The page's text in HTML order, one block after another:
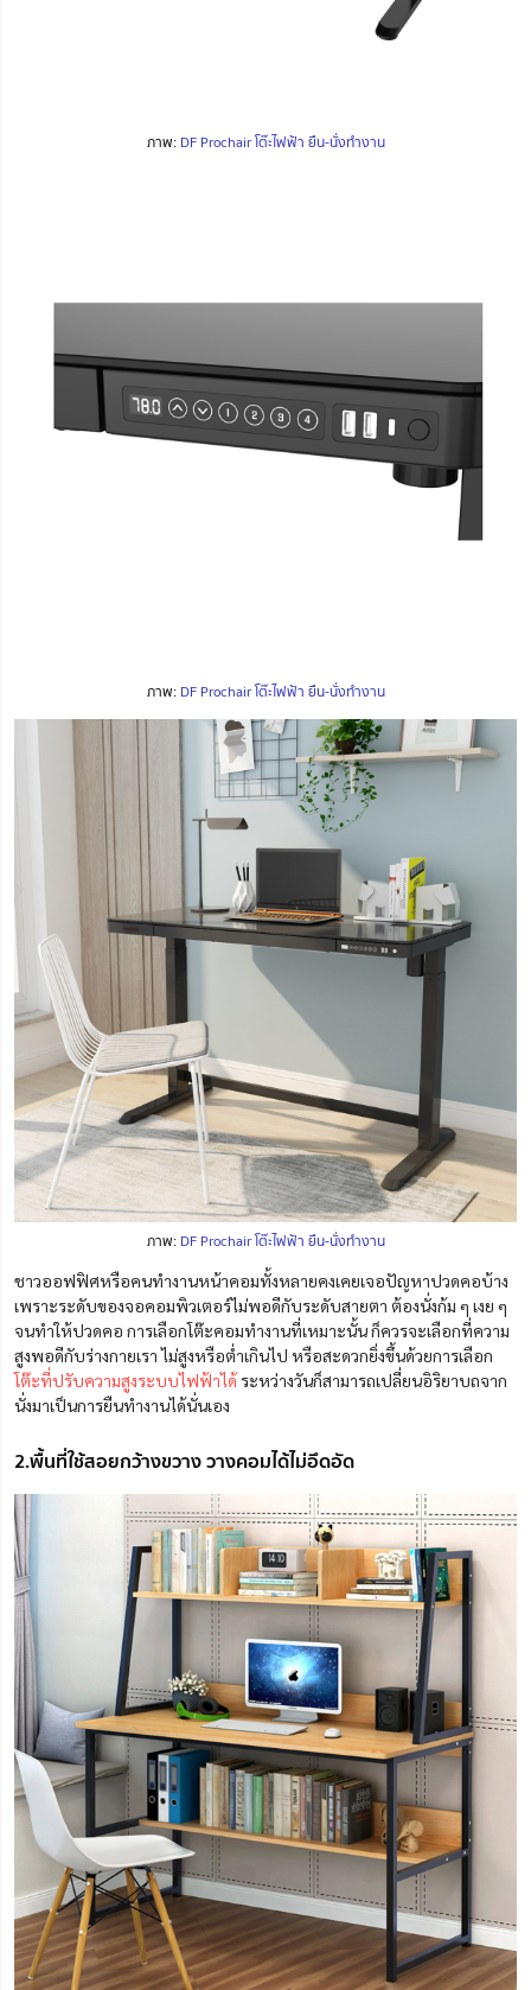
ภาพ: DF Prochair โต๊ะไฟฟ้า ยืน-นั่งทำงาน
ภาพ: DF Prochair โต๊ะไฟฟ้า ยืน-นั่งทำงาน
ภาพ: DF Prochair โต๊ะไฟฟ้า ยืน-นั่งทำงาน
ชาวออฟฟิศหรือคนทำงานหน้าคอมทั้งหลายคงเคยเจอปัญหาปวดคอบ้าง
เพราะระดับของจอคอมพิวเตอร์ไม่พอดีกับระดับสายตา ต้องนั่งก้ม ๆ เงย ๆ
จนทำให้ปวดคอ การเลือกโต๊ะคอมทำงานที่เหมาะนั้น ก็ควรจะเลือกที่ความ
สูงพอดีกับร่างกายเรา ไม่สูงหรือต่ำเกินไป หรือสะดวกยิ่งขึ้นด้วยการเลือก
โต๊ะที่ปรับความสูงระบบไฟฟ้าได้ ระหว่างวันก็สามารถเปลี่ยนอิริยาบถจาก
นั่งมาเป็นการยืนทำงานได้นั่นเอง
2.พื้นที่ใช้สอยกว้างขวาง วางคอมได้ไม่อึดอัด